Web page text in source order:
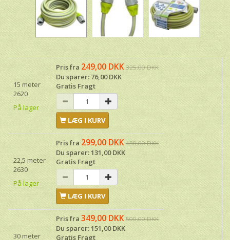
15 meter
2620
På lager
Pris fra 249,00 DKK325,00 DKK
Du sparer: 76,00 DKK
Gratis Fragt
LÆG I KURV
22,5 meter
2630
På lager
Pris fra 299,00 DKK430,00 DKK
Du sparer:131,00 DKK
Gratis Fragt
LÆG I KURV
30 meter
Pris fra 349,00 DKK500,00 DKK
Du sparer:151,00 DKK
Gratis Fragt